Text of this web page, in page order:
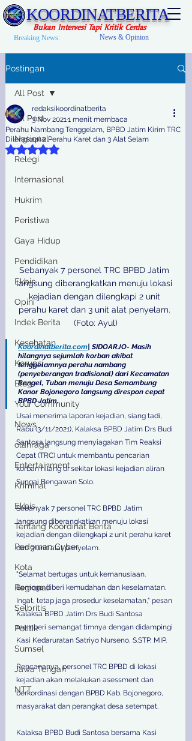
KOORDINATBERITA
Bukan Intervesi Tapi Kritik Cerdas
Breaking News: News & Opinion
Postingan
All Post
Nasional
Relegi
Internasional
Hukrim
Peristiwa
Gaya Hidup
Pendidikan
Ekbis
Opini
Indek Berita
Kesehatan
Korupsi
Blog
Your Community
News
olahraga
Entertainment
Kriminal
Ekbis
Tentang Koordinat Berita
Pedoman Cyber
Kota
Regional
Selbritis
Politik
Sumsel
Jawa Tengah
NTT
All Post
Perahu Nambang Tenggelam, BPBD Jatim Kirim TRC
Dilengkapi 2 Perahu Karet dan 3 Alat Selam
redaksikoordinatberita
3 Nov 20211 menit membaca
Dinilai NaN dari 5 bintang.
Sebanyak 7 personel TRC BPBD Jatim
langsung diberangkatkan menuju lokasi
kejadian dengan dilengkapi 2 unit
perahu karet dan 3 unit alat penyelam.
(Foto: Ayul)
Koordinatberita.com | SIDOARJO- Masih
hilangnya sejumlah korban akibat
tenggelamnya perahu nambang
(penyeberangan tradisional) dari Kecamatan
Rengel, Tuban menuju Desa Semambung
Kanor Bojonegoro langsung direspon cepat
BPBD Jatim.
Usai menerima laporan kejadian, siang tadi,
Rabu (3/11/2021), Kalaksa BPBD Jatim Drs Budi
Santosa langsung menyiagakan Tim Reaksi
Cepat (TRC) untuk membantu pencarian
korban hilang di sekitar lokasi kejadian aliran
Sungai Bengawan Solo.
Sebanyak 7 personel TRC BPBD Jatim
langsung diberangkatkan menuju lokasi
kejadian dengan dilengkapi 2 unit perahu karet
dan 3 unit alat penyelam.
"Selamat bertugas untuk kemanusiaan.
Semoga diberi kemudahan dan keselamatan.
Ingat, tetap jaga prosedur keselamatan," pesan
Kalaksa BPBD Jatim Drs Budi Santosa
memberi semangat timnya dengan didampingi
Kasi Kedaruratan Satriyo Nurseno, S.STP, MIP.
Rencananya, personel TRC BPBD di lokasi
kejadian akan melakukan asessment dan
berkordinasi dengan BPBD Kab. Bojonegoro,
masyarakat dan perangkat desa setempat.
Kalaksa BPBD Budi Santosa bersama Kasi